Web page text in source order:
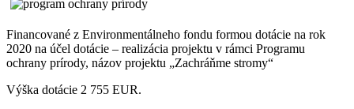
Financované z Environmentálneho fondu formou dotácie na rok
2020 na účel dotácie – realizácia projektu v rámci Programu
ochrany prírody, názov projektu „Zachráňme stromy“
Výška dotácie 2 755 EUR.